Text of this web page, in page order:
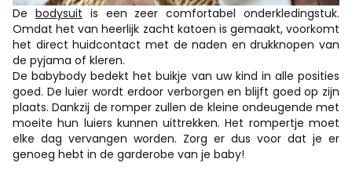
De bodysuit is een zeer comfortabel onderkledingstuk.
Omdat het van heerlijk zacht katoen is gemaakt, voorkomt
het direct huidcontact met de naden en drukknopen van
de pyjama of kleren.
De babybody bedekt het buikje van uw kind in alle posities
goed. De luier wordt erdoor verborgen en blijft goed op zijn
plaats. Dankzij de romper zullen de kleine ondeugende met
moeite hun luiers kunnen uittrekken. Het rompertje moet
elke dag vervangen worden. Zorg er dus voor dat je er
genoeg hebt in de garderobe van je baby!